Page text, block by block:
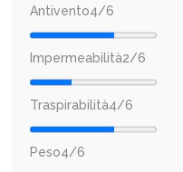
Antivento4/6
Impermeabilità2/6
Traspirabilità4/6
Peso4/6